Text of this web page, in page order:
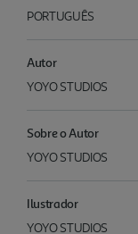
PORTUGUÊS
Autor
YOYO STUDIOS
Sobre o Autor
YOYO STUDIOS
Ilustrador
YOYO STUDIOS